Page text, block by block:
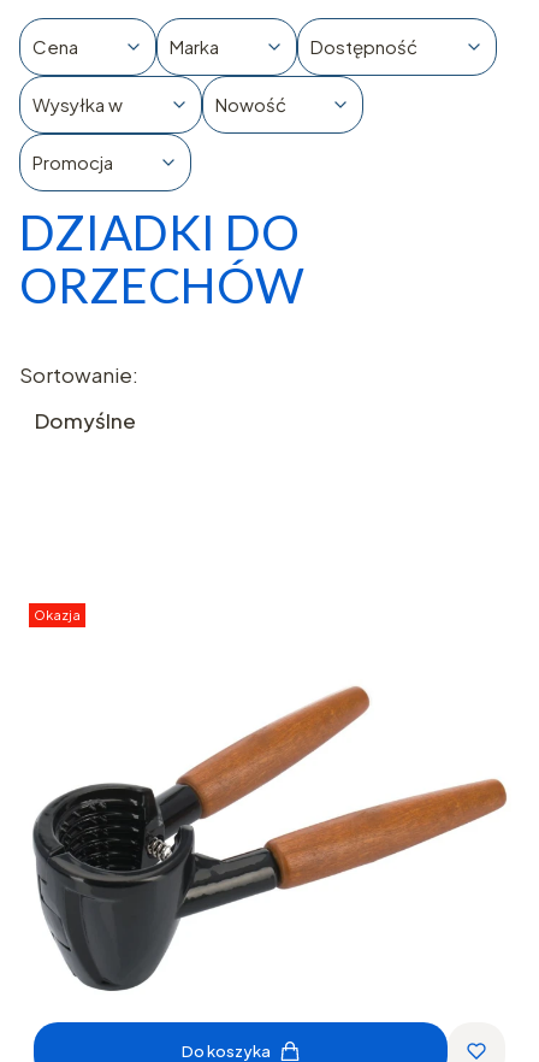
Cena Marka Dostępność
Wysyłka w Nowość
Promocja
Koniec filtrów
DZIADKI DO
ORZECHÓW
Lista produktów
Sortowanie:
Domyślne
Okazja
Do koszyka